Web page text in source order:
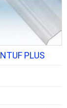
PLUS